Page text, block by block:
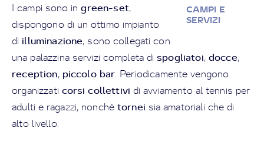
CAMPI E
SERVIZI
I campi sono ingreen-set,
dispongono di un ottimo impianto
di illuminazione, sono collegati con
una palazzina servizi completa di spogliatoi, docce,
reception,piccolo bar. Periodicamente vengono
organizzati corsi collettivi di avviamento al tennis per
adulti e ragazzi, nonché tornei sia amatoriali che di
alto livello.